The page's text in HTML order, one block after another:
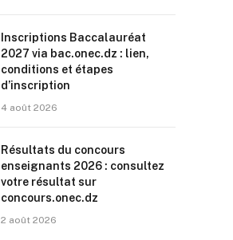
Inscriptions Baccalauréat
2027 via bac.onec.dz : lien,
conditions et étapes
d’inscription
4 août 2026
Résultats du concours
enseignants 2026 : consultez
votre résultat sur
concours.onec.dz
2 août 2026